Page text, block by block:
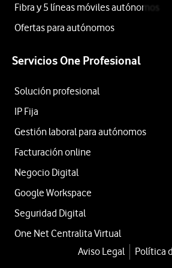
Reno
16
FS
5G
512GB
Morado
Fibra y 5 líneas móviles autónomos
Ofertas para autónomos
Servicios One Profesional
Solución profesional
IP Fija
Gestión laboral para autónomos
Facturación online
Negocio Digital
Google Workspace
Seguridad Digital
One Net Centralita Virtual
Aviso Legal Política